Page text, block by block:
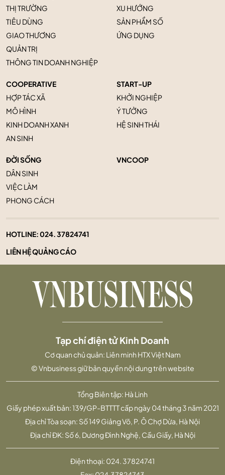
THỊ TRƯỜNG
TIÊU DÙNG
GIAO THƯƠNG
QUẢN TRỊ
THÔNG TIN DOANH NGHIỆP
XU HƯỚNG
SẢN PHẨM SỐ
ỨNG DỤNG
COOPERATIVE
HỢP TÁC XÃ
MÔ HÌNH
KINH DOANH XANH
AN SINH
START-UP
KHỞI NGHIỆP
Ý TƯỞNG
HỆ SINH THÁI
ĐỜI SỐNG
DÂN SINH
VIỆC LÀM
PHONG CÁCH
VNCOOP
HOTLINE:024. 37824741
LIÊN HỆ QUẢNG CÁO
Tổng Biên tập: Hà Linh
Giấy phép xuất bản: 139/GP-BTTTT cấp ngày 04 tháng 3 năm 2021
Địa chỉ Tòa soạn: Số 149 Giảng Võ, P. Ô Chợ Dừa, Hà Nội
Địa chỉ ĐK: Số 6, Dương Đình Nghệ, Cầu Giấy, Hà Nội
Tạp chí điện tử Kinh Doanh
Cơ quan chủ quản: Liên minh HTX Việt Nam
© Vnbusiness giữ bản quyền nội dung trên website
Điện thoại: 024. 37824741